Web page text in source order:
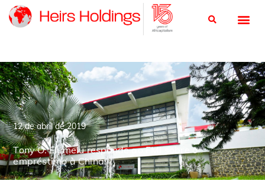
12 de abril de 2019
Tony O. Elumelu responde ao FMI sobre o
empréstimo à China